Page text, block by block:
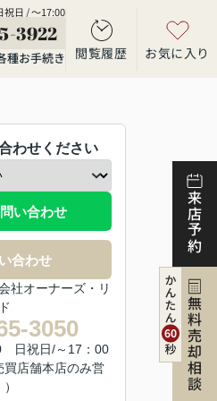
祝日 / ～17:00
3922
種お手続き 閲覧履歴 お気に入り
来店予約
無料売却相談
わせください
い合わせ
合わせ
社オーナーズ・リ
3050
日祝日/～17：00
買店舗本店のみ営